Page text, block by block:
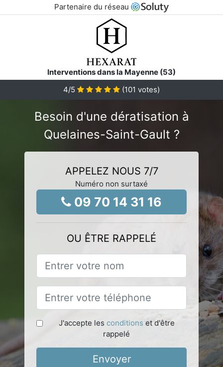
Partenaire du réseau
Interventions dans la Mayenne (53)
4/5 (101 votes)
Besoin d'une dératisation à
Quelaines-Saint-Gault ?
APPELEZ NOUS 7/7
Numéro non surtaxé
09 70 14 31 16
OU ÊTRE RAPPELÉ
J'accepte les conditions et d'être
rappelé
Envoyer